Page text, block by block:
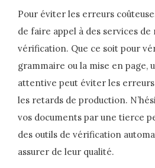
Pour éviter les erreurs
de faire appel à des services
vérification. Que ce soit pour
grammaire ou la mise en page,
attentive peut éviter les
les retards de production.
vos documents par une tierce
des outils de vérification
assurer de leur qualité.